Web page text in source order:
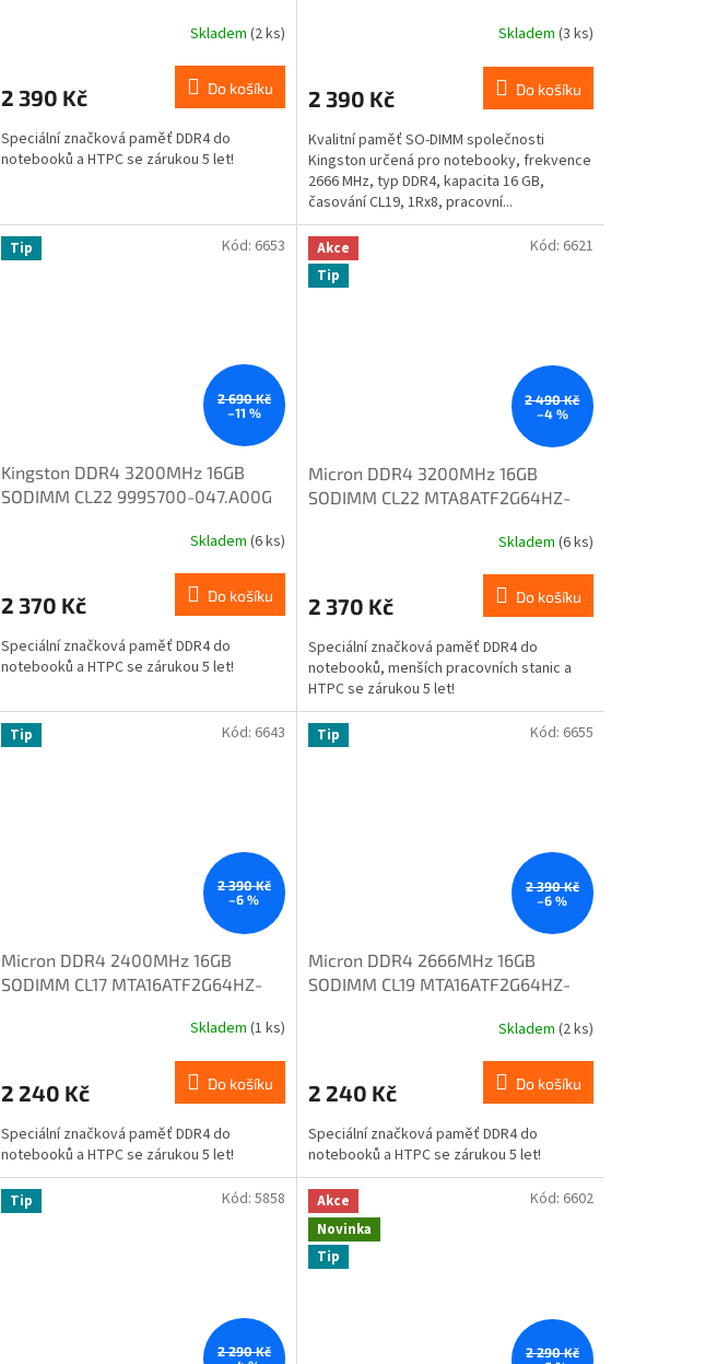
Skladem (2 ks)
2 390 Kč Do košíku
Speciální značková paměť DDR4 do
notebooků a HTPC se zárukou 5 let!
Skladem (3 ks)
2 390 Kč Do košíku
Kvalitní paměť SO-DIMM společnosti
Kingston určená pro notebooky, frekvence
2666 MHz, typ DDR4, kapacita 16 GB,
časování CL19, 1Rx8, pracovní...
Tip
2 690 Kč
–11 %
Kingston DDR4 3200MHz 16GB
SODIMM CL22 9995700-047.A00G
Skladem (6 ks)
2 370 Kč Do košíku
Speciální značková paměť DDR4 do
notebooků a HTPC se zárukou 5 let!
Kód: 6653
Akce
Tip
2 490 Kč
–4 %
Micron DDR4 3200MHz 16GB
SODIMM CL22 MTA8ATF2G64HZ-
Skladem (6 ks)
2 370 Kč Do košíku
Speciální značková paměť DDR4 do
notebooků, menších pracovních stanic a
HTPC se zárukou 5 let!
Kód: 6621
Tip
2 390 Kč
–6 %
Micron DDR4 2400MHz 16GB
SODIMM CL17 MTA16ATF2G64HZ-
Skladem (1 ks)
2 240 Kč Do košíku
Speciální značková paměť DDR4 do
notebooků a HTPC se zárukou 5 let!
Kód: 6643 Tip
2 390 Kč
–6 %
Micron DDR4 2666MHz 16GB
SODIMM CL19 MTA16ATF2G64HZ-
Skladem (2 ks)
2 240 Kč Do košíku
Speciální značková paměť DDR4 do
notebooků a HTPC se zárukou 5 let!
Kód: 6655
Tip
2 290 Kč
Kód: 5858
Akce
Novinka
Tip
2 290 Kč
Kód: 6602